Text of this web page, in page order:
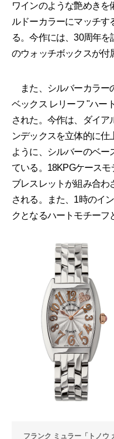
ワインのような艶めきを
ルドーカラーにマッチす
る。今作には、30周年
のウォッチボックスが付
また、シルバーカラー
ベックス レリーフ "ハー
された。今作は、ダイア
ンデックスを立体的に仕
ように、シルバーのベー
ている。18KPGケース
ブレスレットが組み合わ
される。また、1時のイ
クとなるハートモチーフ
フランク ミュラー「トノウ